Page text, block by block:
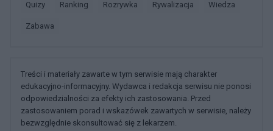
Quizy Ranking Rozrywka Rywalizacja Wiedza
Zabawa
Treści i materiały zawarte w tym serwisie mają charakter
edukacyjno-informacyjny. Wydawca i redakcja serwisu nie ponosi
odpowiedzialności za efekty ich zastosowania. Przed
zastosowaniem porad i wskazówek zawartych w serwisie, należy
bezwzględnie skonsultować się z lekarzem.